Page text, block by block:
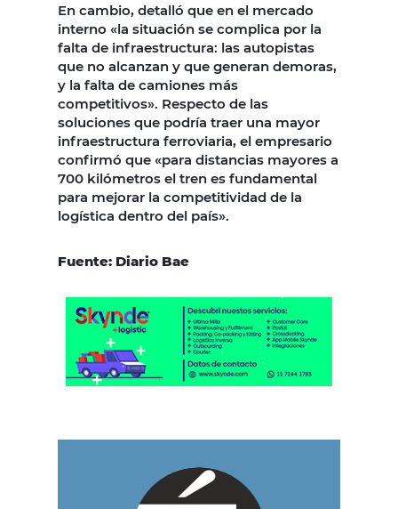
En cambio, detalló que en el mercado
interno «la situación se complica por la
falta de infraestructura: las autopistas
que no alcanzan y que generan demoras,
y la falta de camiones más
competitivos». Respecto de las
soluciones que podría traer una mayor
infraestructura ferroviaria, el empresario
confirmó que «para distancias mayores a
700 kilómetros el tren es fundamental
para mejorar la competitividad de la
logística dentro del país».
Fuente: Diario Bae